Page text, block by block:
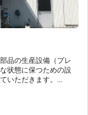
品の生産設備（プレ
状態に保つための設
いただきます。...